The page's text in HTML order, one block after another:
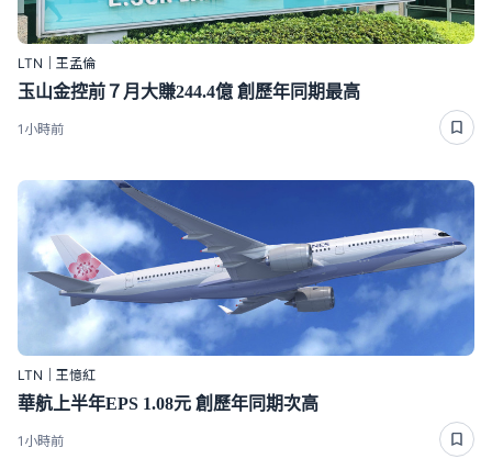
LTN｜王孟倫
玉山金控前７月大賺244.4億 創歷年同期最高
1小時前
LTN｜王憶紅
華航上半年EPS 1.08元 創歷年同期次高
1小時前